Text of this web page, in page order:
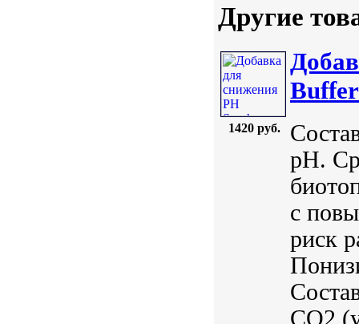
Другие
1420 руб.
pH.
с
риск
CO2